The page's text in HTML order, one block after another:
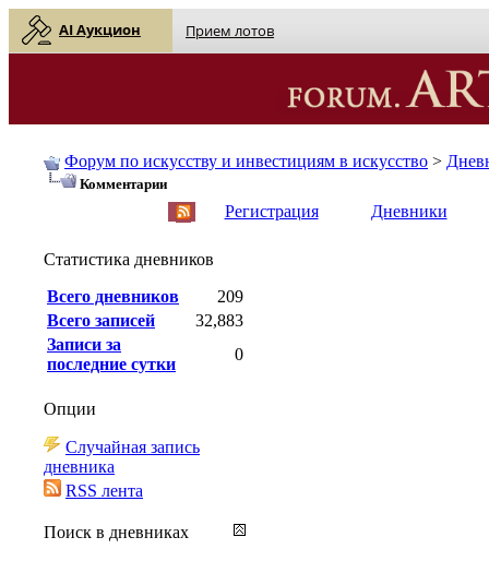
AI Аукцион Прием лотов
Форум по искусству и инвестициям в искусство >
Комментарии
Регистрация Дневники
Статистика дневников
Всего дневников
209
Всего записей
32,883
Записи за
последние сутки
0
Опции
Случайная запись
дневника
RSS лента
Поиск в дневниках